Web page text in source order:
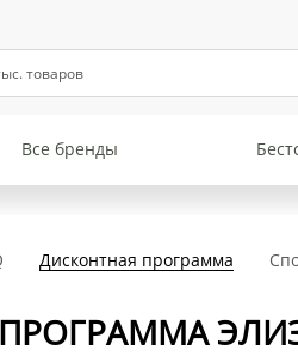
Все бренды
Дисконтная программа